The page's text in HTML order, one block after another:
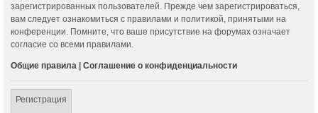
зарегистрированных пользователей. Прежде чем зарегистрироваться,
вам следует ознакомиться с правилами и политикой, принятыми на
конференции. Помните, что ваше присутствие на форумах означает
согласие со всеми правилами.
Общие правила | Соглашение о конфиденциальности
Регистрация